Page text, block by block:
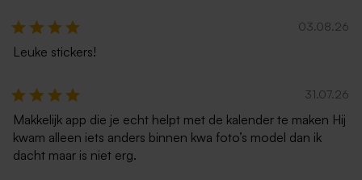
03.08.26
Leuke stickers!
31.07.26
Makkelijk app die je echt helpt met de kalender te maken Hij
kwam alleen iets anders binnen kwa foto’s model dan ik
dacht maar is niet erg.